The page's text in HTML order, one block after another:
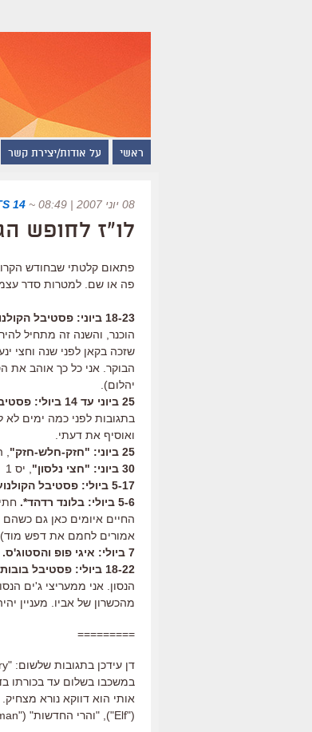
ראשי על אודות/יצירת קשר
08 יוני 2007 | 08:49 ~
14 COMMENTS
לו"ז לחופש
פתאום קלטתי שבחודש
פה או שם. למטרות סדר
18-23 ביוני: פסטיבל הקולנוע ההומו-לסבי, סינמטק תל אביב
הוכנר, והשנה זה מתחיל
שזכה בקאן לפני שנה וחצי
הבוקר. אני כל כך אוהב את
יהלום).
25 ביוני עד 14 ביולי: פסטיבל קולנוע אוסטרלי בסינמטקים
בתגובות לפני כמה ימים לא
ואוסיף את דעתי.
25 ביוני: "חזק-חלש-חזק"
30 ביוני: "חצי נלסון"
, יס 1
5-17 ביולי: פסטיבל הקולנוע בירושלים.
5-6 ביולי: בלונד רדהד*.
החיים איומים כאן גם כשהם
אמורים לחמם את דפש
7 ביולי: איגי פופ והסטוג'ס.
18-22 ביולי: פסטיבל בובות, חולון.
הנסון. אני ממעריצי ג'ים
מהכשרון של אביו. מעניין
=========
במשכבו בשלום עד בכורתו
אותי הוא דווקא נורא
("Elf"), "והרי החדשות" ("Anchorman") ו"לילות טלדגה". סוג של ביזיון.